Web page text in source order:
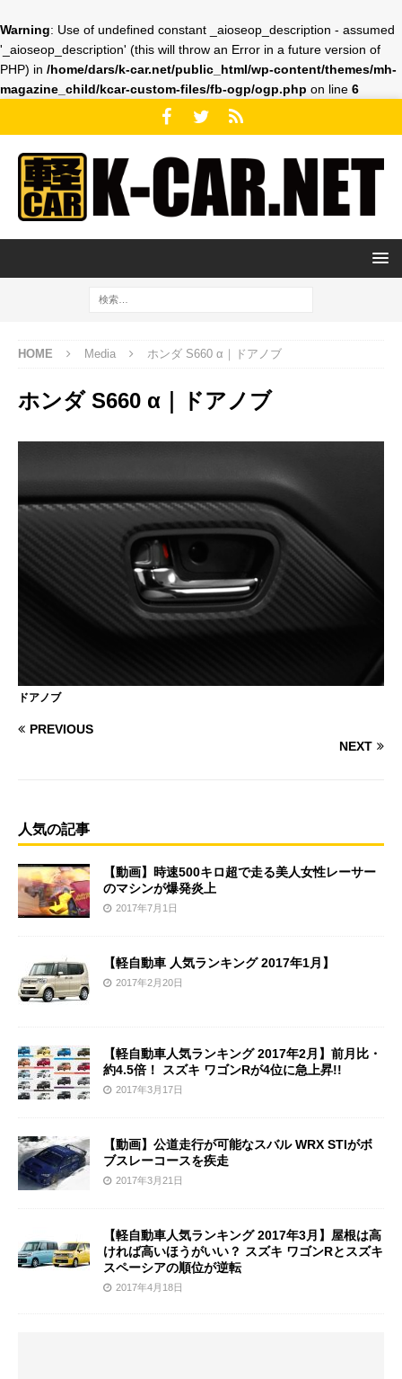
Warning: Use of undefined constant _aioseop_description - assumed
'_aioseop_description' (this will throw an Error in a future version of
PHP) in /home/dars/k-car.net/public_html/wp-content/themes/mh-
magazine_child/kcar-custom-files/fb-ogp/ogp.php on line 6
HOME Media ホンダ S660 α｜ドアノブ
ホンダ S660 α｜ドアノブ
ドアノブ
PREVIOUS
NEXT
人気の記事
【動画】時速500キロ超で走る美人女性レーサー
のマシンが爆発炎上
2017年7月1日
【軽自動車 人気ランキング 2017年1月】
2017年2月20日
【軽自動車人気ランキング 2017年2月】前月比・
約4.5倍！ スズキ ワゴンRが4位に急上昇!!
2017年3月17日
【動画】公道走行が可能なスバル WRX STIがボ
ブスレーコースを疾走
2017年3月21日
【軽自動車人気ランキング 2017年3月】屋根は高
ければ高いほうがいい？ スズキ ワゴンRとスズキ
スペーシアの順位が逆転
2017年4月18日